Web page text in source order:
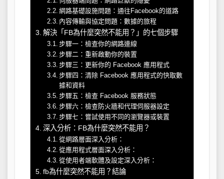
網路基礎設施問題：通往Facebook的道路
內容傳輸與協定問題：數據的旅程
解決「FB為什麼突然不能用？」的七個步驟
步驟一：檢查你的網路連線
步驟二：重新啟動你的裝置
步驟三：更新你的 Facebook 應用程式
步驟四：清除 Facebook 應用程式的快取數
據和資料
步驟五：檢查 Facebook 服務狀態
步驟六：檢查防火牆和代理伺服器設定
步驟七：嘗試使用不同的瀏覽器或裝置
深入分析：FB為什麼突然不能用？
從網路層面深入分析：
從應用程式層面深入分析：
從使用者端軟體及設定深入分析：
fb為什麼突然不能用？結論